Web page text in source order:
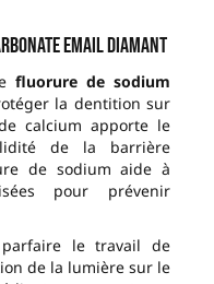
Email Diamant
fluorure de sodium
la dentition sur
calcium apporte le
de la barrière
de sodium aide à
pour prévenir
parfaire le travail de
de la lumière sur le